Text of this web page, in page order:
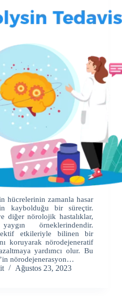
hücrelerinin zamanla hasar
kaybolduğu bir süreçtir.
diğer nörolojik hastalıklar,
örneklerindendir.
etkileriyle bilinen bir
koruyarak nörodejeneratif
yardımcı olur. Bu
nörodejenerasyon…
Ağustos 23, 2023